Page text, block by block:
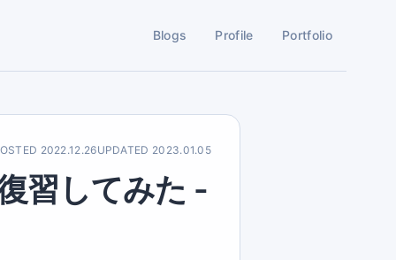
Blogs Profile Portfolio
2022.12.26UPDATED 2023.01.05
習してみた -